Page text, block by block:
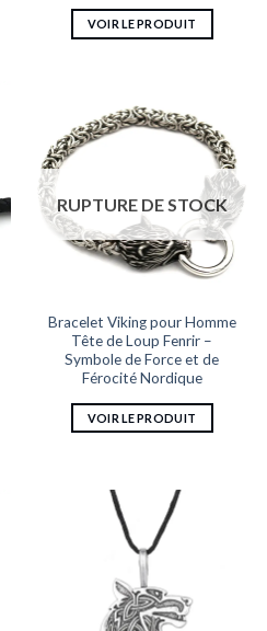
VOIR LE PRODUIT
plusieurs
variations.
peuvent
être
choisies
sur
page
du
produit
RUPTURE DE STOCK
Bracelet Viking pour Homme
Tête de Loup Fenrir –
Symbole de Force et de
Férocité Nordique
VOIR LE PRODUIT